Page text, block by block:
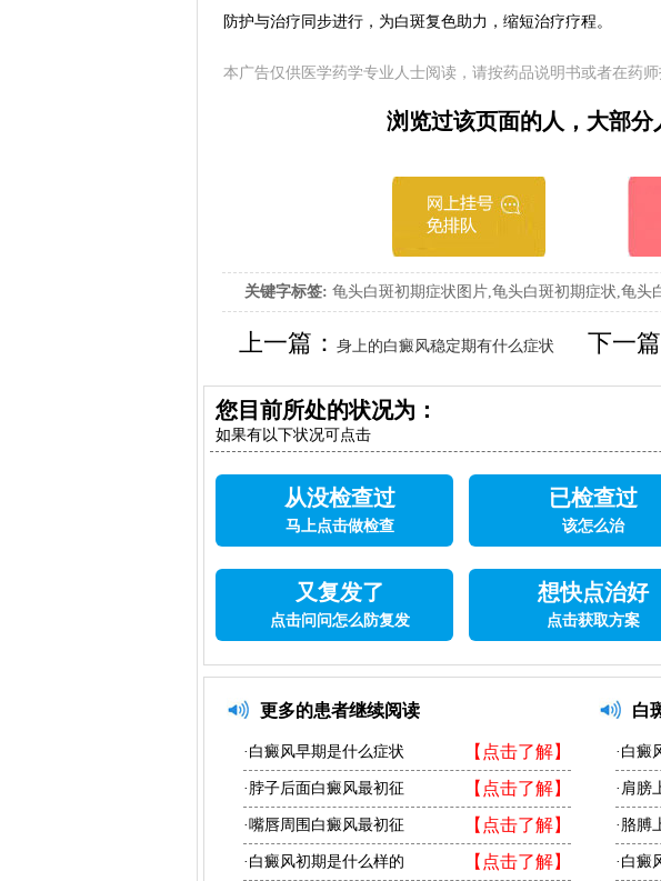
防护与治疗同步进行，为白斑复色助力，缩短治疗疗程。
本广告仅供医学药学专业人士阅读，请按药品说明书或者在药
浏览过该页面的人，大部分
关键字标签: 龟头白斑初期症状图片,龟头白斑初期症状,龟头
上一篇：身上的白癜风稳定期有什么症状 下一
您目前所处的状况为：
如果有以下状况可点击
从没检查过
马上点击做检查
已检查过
该怎么治
又复发了
点击问问怎么防复发
想快点治好
点击获取方案
更多的患者继续阅读
【点击了解】
·白癜风早期是什么症状
【点击了解】
·脖子后面白癜风最初征
【点击了解】
·嘴唇周围白癜风最初征
【点击了解】
·白癜风初期是什么样的
白
·白癜
·肩膀
·胳膊
·白癜